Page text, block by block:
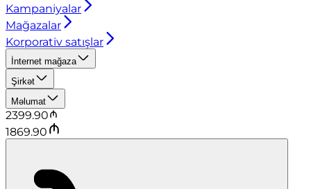
Kampaniyalar
Mağazalar
Korporativ satışlar
İnternet mağaza
Şirkət
Məlumat
2399.90
1869.90